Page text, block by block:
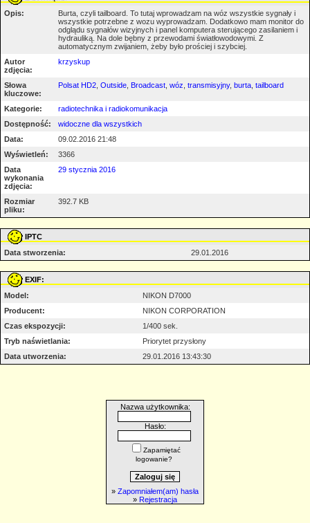
Opis:
Burta, czyli tailboard. To tutaj wprowadzam na wóz wszystkie sygnały i
wszystkie potrzebne z wozu wyprowadzam. Dodatkowo mam monitor do
odglądu sygnałów wizyjnych i panel komputera sterującego zasilaniem i
hydrauliką. Na dole bębny z przewodami światłowodowymi. Z
automatycznym zwijaniem, żeby było prościej i szybciej.
Autor
zdjęcia:
krzyskup
Słowa
kluczowe:
Polsat HD2 Outside Broadcast wóz transmisyjny, burta tailboard
Kategorie:
radiotechnika i radiokomunikacja
Dostępność:
widoczne dla wszystkich
Data:
09.02.2016 21:48
Wyświetleń:
3366
Data
wykonania
zdjęcia:
29 stycznia 2016
Rozmiar
pliku:
392.7 KB
IPTC
Data stworzenia:
29.01.2016
EXIF:
Model:
NIKON D7000
Producent:
NIKON CORPORATION
Czas ekspozycji:
1/400 sek.
Tryb naświetlania:
Priorytet przysłony
Data utworzenia:
29.01.2016 13:43:30
Nazwa użytkownika:
Hasło:
Zapamiętać
logowanie?
» Zapomniałem(am) hasła
» Rejestracja